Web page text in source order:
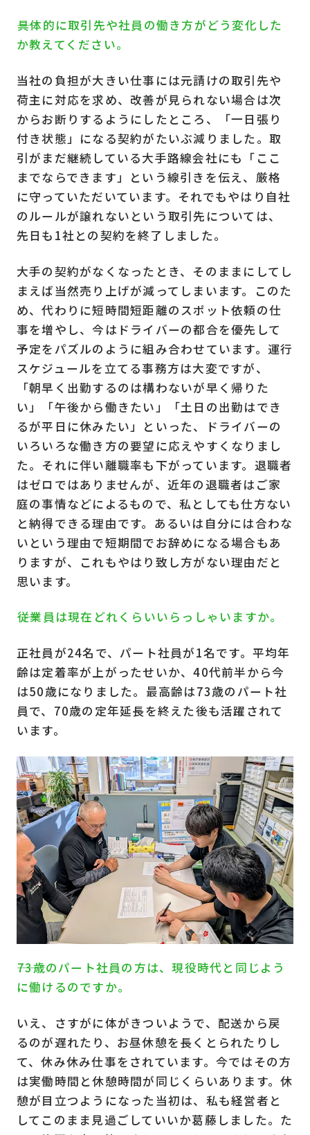
――具体的に取引先や社員の働き方がどう変化した
か教えてください。
当社の負担が大きい仕事には元請けの取引先や
荷主に対応を求め、改善が見られない場合は次
からお断りするようにしたところ、「一日張り
付き状態」になる契約がたいぶ減りました。取
引がまだ継続している大手路線会社にも「ここ
までならできます」という線引きを伝え、厳格
に守っていただいています。それでもやはり自社
のルールが譲れないという取引先については、
先日も1社との契約を終了しました。
大手の契約がなくなったとき、そのままにしてし
まえば当然売り上げが減ってしまいます。このた
め、代わりに短時間短距離のスポット依頼の仕
事を増やし、今はドライバーの都合を優先して
予定をパズルのように組み合わせています。運行
スケジュールを立てる事務方は大変ですが、
「朝早く出勤するのは構わないが早く帰りた
い」「午後から働きたい」「土日の出勤はでき
るが平日に休みたい」といった、ドライバーの
いろいろな働き方の要望に応えやすくなりまし
た。それに伴い離職率も下がっています。退職者
はゼロではありませんが、近年の退職者はご家
庭の事情などによるもので、私としても仕方ない
と納得できる理由です。あるいは自分には合わな
いという理由で短期間でお辞めになる場合もあ
りますが、これもやはり致し方がない理由だと
思います。
――従業員は現在どれくらいいらっしゃいますか。
正社員が24名で、パート社員が1名です。平均年
齢は定着率が上がったせいか、40代前半から今
は50歳になりました。最高齢は73歳のパート社
員で、70歳の定年延長を終えた後も活躍されて
います。
――73歳のパート社員の方は、現役時代と同じよう
に働けるのですか。
いえ、さすがに体がきついようで、配送から戻
るのが遅れたり、お昼休憩を長くとられたりし
て、休み休み仕事をされています。今ではその方
は実働時間と休憩時間が同じくらいあります。休
憩が目立つようになった当初は、私も経営者と
してこのまま見過ごしていいか葛藤しました。た